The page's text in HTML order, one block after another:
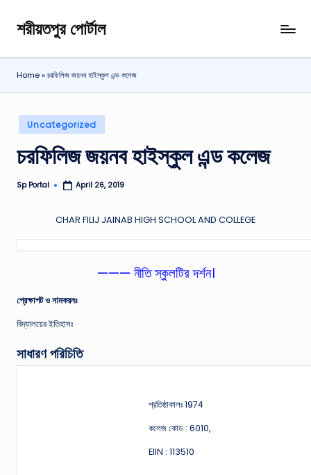
Skip
content
শরীয়তপুর পোর্টাল
শরীয়তপুর
জেলা
বিষয়ক
পোর্টাল
Home»চরফিলিজ জয়নব হাইস্কুল এন্ড কলেজ
Posted
in
Uncategorized
চরফিলিজ জয়নব হাইস্কুল এন্ড কলেজ
Posted
Sp Portal April 26, 2019
CHAR FILIJ JAINAB HIGH SCHOOL AND COLLEGE
——— নীতি স্কুলটির দর্শন।
প্রেক্ষাপট ও নামকরনঃ
বিদ্যালয়ের ইতিহাসঃ
সাধারণ পরিচিতি
প্রতিষ্ঠাকালঃ 1974
কলেজ কোড : 6010,
EIIN : 113510